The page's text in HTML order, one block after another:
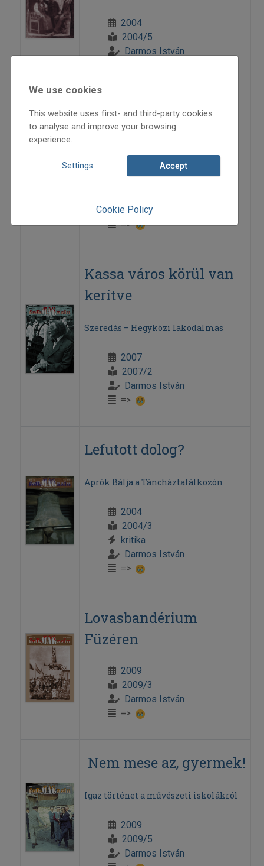
2004
2004/5
Darmos István
Karikázó a
lakodalomban
hagyománytörténet
Darmos István
=>
Kassa város körül van
kerítve
Szeredás – Hegyközi lakodalmas
2007
2007/2
Darmos István
=>
Lefutott dolog?
Aprók Bálja a Táncháztalálkozón
2004
2004/3
kritika
Darmos István
=>
Lovasbandérium
Füzéren
2009
2009/3
Darmos István
=>
Nem mese az, gyermek!
Igaz történet a művészeti iskolákról
2009
2009/5
Darmos István
We use cookies
This website uses first- and third-party cookies
to analyse and improve your browsing
experience.
Settings Accept
Cookie Policy